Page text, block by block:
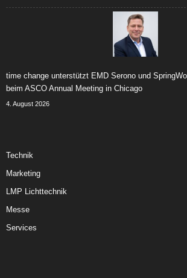
time change unterstützt EMD Serono und
beim ASCO Annual Meeting in Chicago
4. August 2026
Technik
Marketing
LMP Lichttechnik
Messe
Services